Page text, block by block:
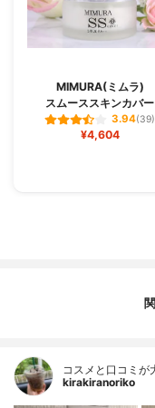
MIMURA(ミムラ)
スムーススキンカバー
3.94(39)
¥4,604
コスメと口コミが
kirakiranoriko